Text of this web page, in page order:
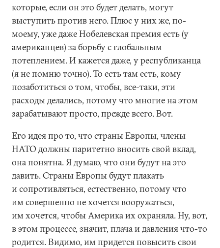
которые, если он это будет делать, могут
выступить против него. Плюс у них же, по-
моему, уже даже Нобелевская премия есть (у
американцев) за борьбу с глобальным
потеплением. И кажется даже, у республиканца
(я не помню точно). То есть там есть, кому
позаботиться о том, чтобы, все-таки, эти
расходы делались, потому что многие на этом
зарабатывают просто, прежде всего. Вот.
Его идея про то, что страны Европы, члены
НАТО должны паритетно вносить свой вклад,
она понятна. Я думаю, что они будут на это
давить. Страны Европы будут плакать
и сопротивляться, естественно, потому что
им совершенно не хочется вооружаться,
им хочется, чтобы Америка их охраняла. Ну, вот,
в этом процессе, значит, плача и давления что-то
родится. Видимо, им придется повысить свои